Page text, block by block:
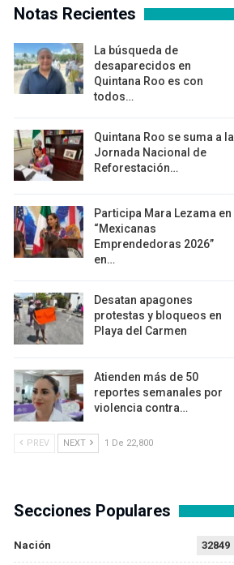
Notas Recientes
La búsqueda de
desaparecidos en
Quintana Roo es con
todos…
Quintana Roo se suma a la
Jornada Nacional de
Reforestación…
Participa Mara Lezama en
“Mexicanas
Emprendedoras 2026”
en…
Desatan apagones
protestas y bloqueos en
Playa del Carmen
Atienden más de 50
reportes semanales por
violencia contra…
PREV NEXT 1 De 22,800
Secciones Populares
Nación 32849